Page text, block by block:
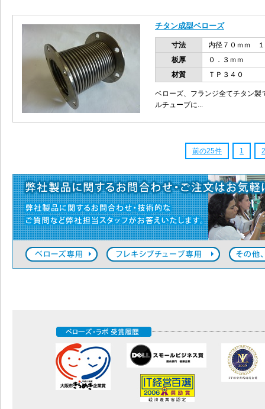
チタン成型ベローズ
寸法
内径７０ｍｍ
板厚
０．３ｍｍ
材質
ＴＰ３４０
ベローズ、フランジ全てチタン
ルチューブに...
前の25件 1 2